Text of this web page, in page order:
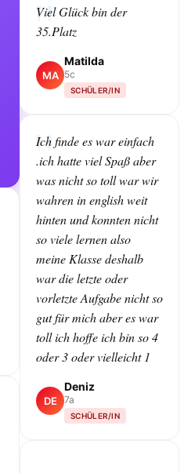
Viel Glück bin der
35.Platz
MA
Matilda
5c
SCHÜLER/IN
Ich finde es war einfach
.ich hatte viel Spaß aber
was nicht so toll war wir
wahren in english weit
hinten und konnten nicht
so viele lernen also
meine Klasse deshalb
war die letzte oder
vorletzte Aufgabe nicht so
gut für mich aber es war
toll ich hoffe ich bin so 4
oder 3 oder vielleicht 1
DE
Deniz
7a
SCHÜLER/IN